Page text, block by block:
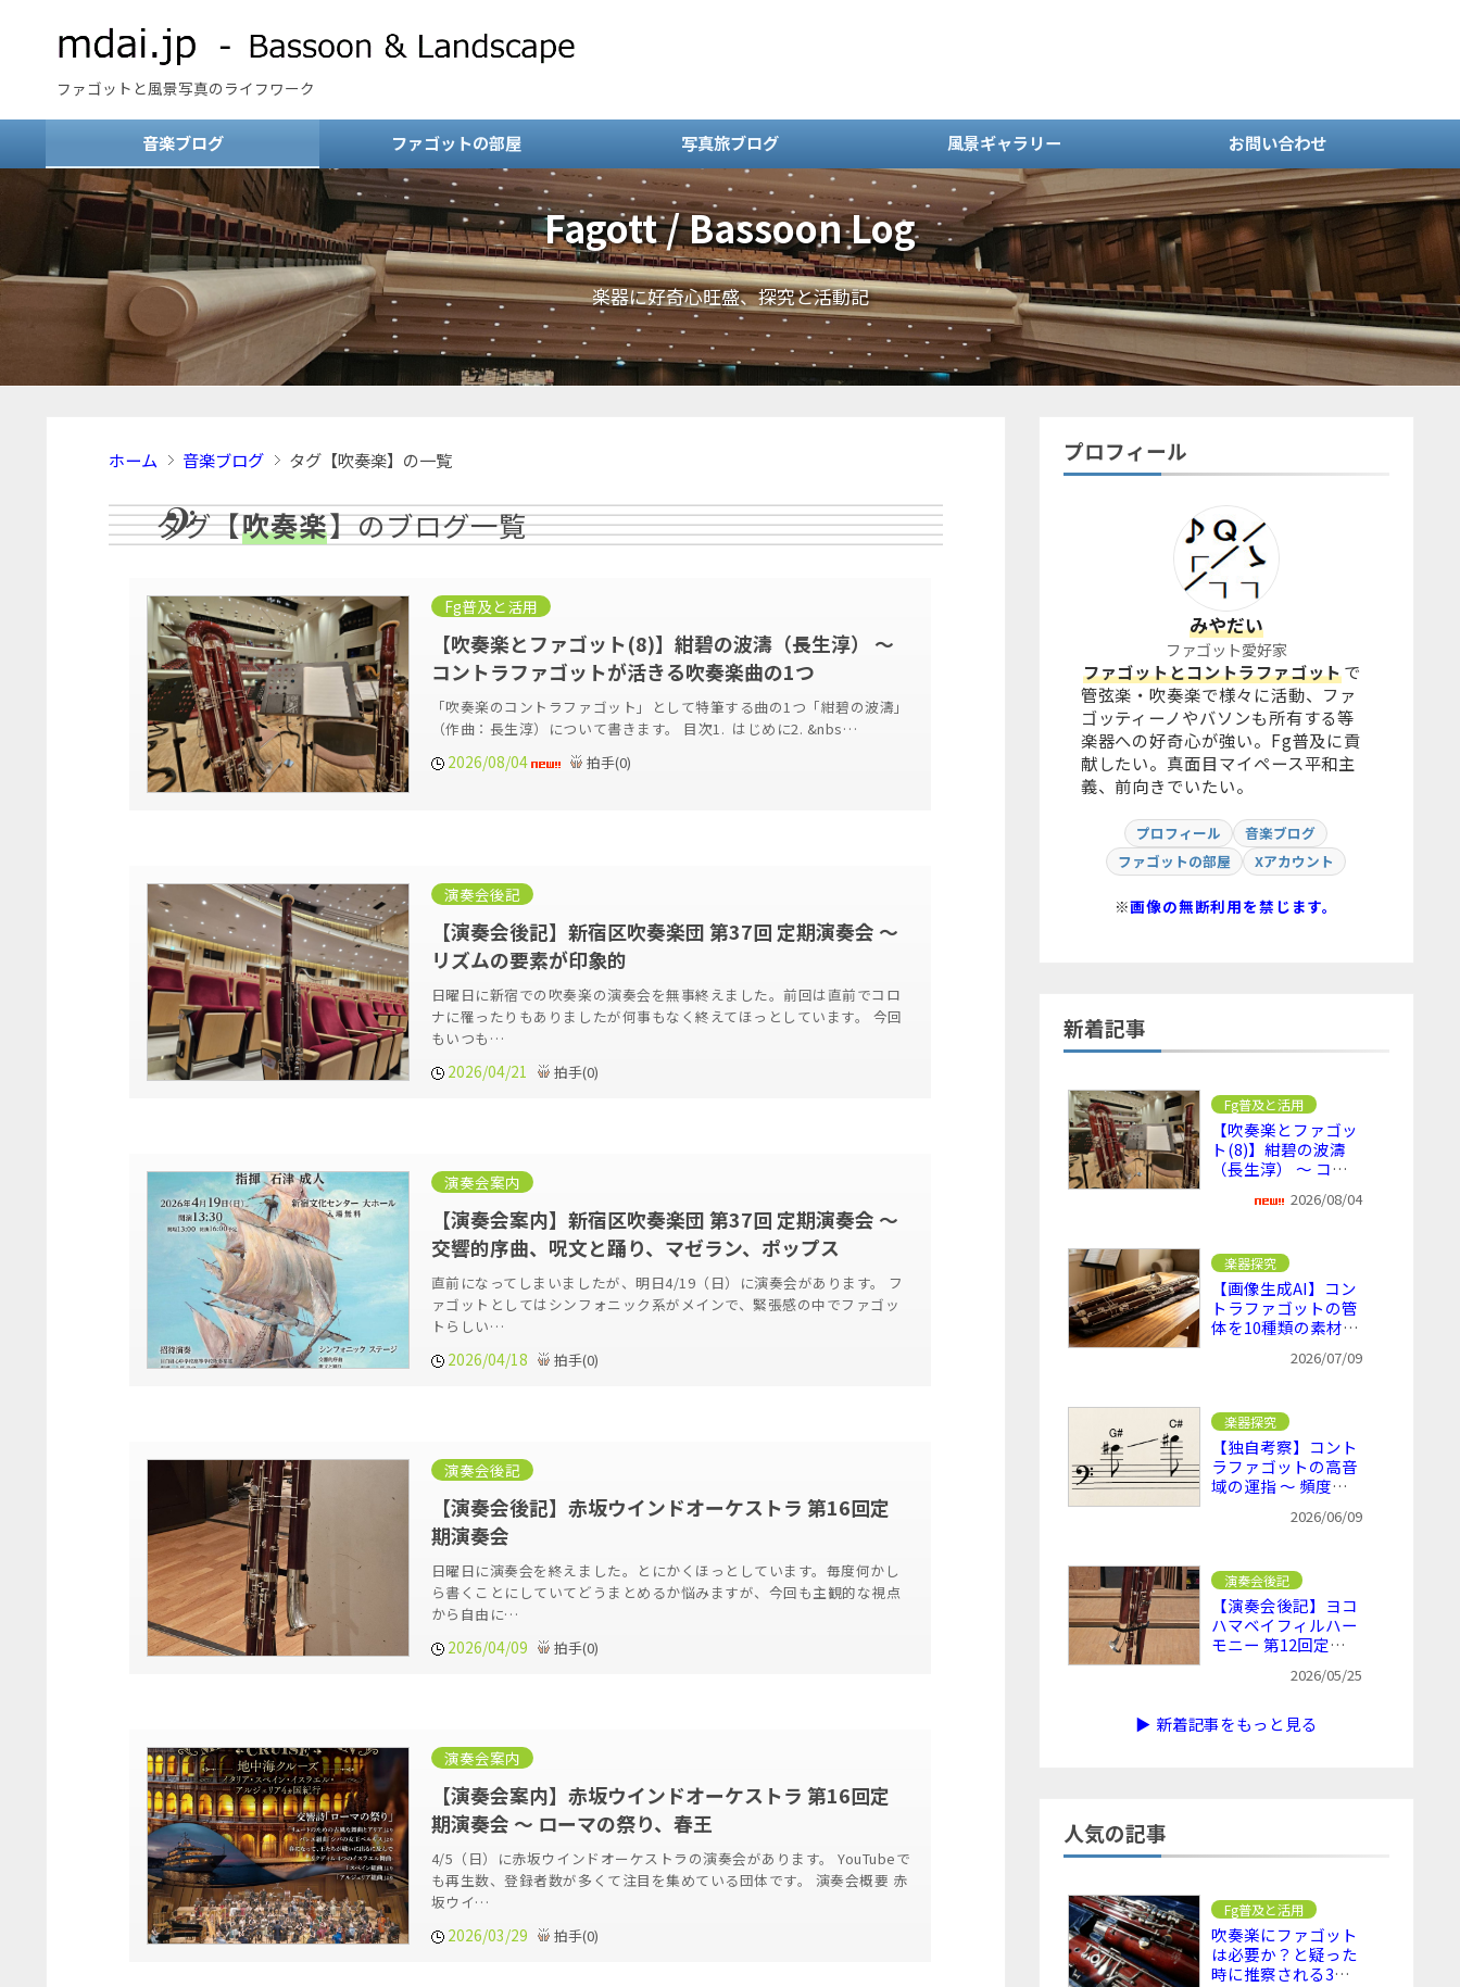
ファゴットと風景写真のライフワーク
音楽ブログ ファゴットの部屋 写真旅ブログ 風景ギャラリー お問い合わせ
Fagott / Bassoon Log
楽器に好奇心旺盛、探究と活動記
ホーム 音楽ブログ タグ【吹奏楽】の一覧
タグ【吹奏楽】のブログ一覧
Fg普及と活用
【吹奏楽とファゴット(8)】紺碧の波濤（長生淳） ～
コントラファゴットが活きる吹奏楽曲の1つ
「吹奏楽のコントラファゴット」として特筆する曲の1つ「紺碧の波濤」
（作曲：長生淳）について書きます。 目次1. はじめに2. &nbs…
2026/08/04 拍手(0)
演奏会後記
【演奏会後記】新宿区吹奏楽団 第37回 定期演奏会 ～
リズムの要素が印象的
日曜日に新宿での吹奏楽の演奏会を無事終えました。前回は直前でコロ
ナに罹ったりもありましたが何事もなく終えてほっとしています。 今回
もいつも…
2026/04/21 拍手(0)
演奏会案内
【演奏会案内】新宿区吹奏楽団 第37回 定期演奏会 ～
交響的序曲、呪文と踊り、マゼラン、ポップス
直前になってしまいましたが、明日4/19（日）に演奏会があります。 フ
ァゴットとしてはシンフォニック系がメインで、緊張感の中でファゴッ
トらしい…
2026/04/18 拍手(0)
演奏会後記
【演奏会後記】赤坂ウインドオーケストラ 第16回定
期演奏会
日曜日に演奏会を終えました。とにかくほっとしています。毎度何かし
ら書くことにしていてどうまとめるか悩みますが、今回も主観的な視点
から自由に…
2026/04/09 拍手(0)
演奏会案内
【演奏会案内】赤坂ウインドオーケストラ 第16回定
期演奏会 ～ ローマの祭り、春王
4/5（日）に赤坂ウインドオーケストラの演奏会があります。 YouTubeで
も再生数、登録者数が多くて注目を集めている団体です。 演奏会概要 赤
坂ウイ…
2026/03/29 拍手(0)
プロフィール
みやだい
ファゴット愛好家
ファゴットとコントラファゴットで
管弦楽・吹奏楽で様々に活動、ファ
ゴッティーノやバソンも所有する等
楽器への好奇心が強い。Fg普及に貢
献したい。真面目マイペース平和主
義、前向きでいたい。
プロフィール
音楽ブログ
ファゴットの部屋
Xアカウント
※画像の無断利用を禁じます。
新着記事
Fg普及と活用
【吹奏楽とファゴッ
ト(8)】紺碧の波濤
（長生淳） ～ コン
きる吹奏楽曲の1つ
2026/08/04
楽器探究
【画像生成AI】コン
トラファゴットの管
体を10種類の素材に
2026/07/09
楽器探究
【独自考察】コント
ラファゴットの高音
域の運指 ～ 頻度は
2026/06/09
演奏会後記
【演奏会後記】ヨコ
ハマベイフィルハー
モニー 第12回定期
る効果や意味を感じ
2026/05/25
▶ 新着記事をもっと見る
人気の記事
Fg普及と活用
吹奏楽にファゴット
は必要か？と疑った
時に推察される3つ